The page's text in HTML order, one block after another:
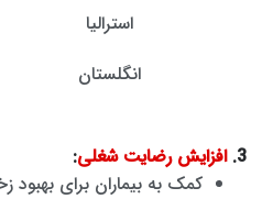
استرالیا
انگلستان
3. افزایش رضایت شغلی:
کمک به بیماران برای